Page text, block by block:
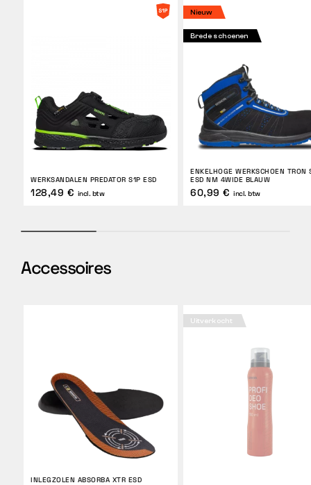
WERKSANDALEN PREDATOR S1P ESD
128,49 € incl. btw
Nieuw
Brede schoenen
ENKELHOGE WERKSCHOEN TRON
ESD NM 4WIDE BLAUW
60,99 € incl. btw
Accessoires
INLEGZOLEN ABSORBA XTR ESD
Uitverkocht